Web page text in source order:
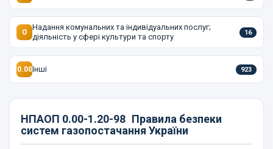
O
Надання комунальних та індивідуальних послуг;
діяльність у сфері культури та спорту
16
0.00Інші 923
НПАОП 0.00-1.20-98 Правила безпеки
систем газопостачання України